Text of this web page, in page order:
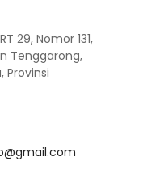
29, Nomor 131,
Tenggarong,
Provinsi